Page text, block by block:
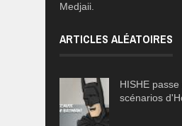
Medjaii.
ARTICLES ALÉATOIRES
HISHE
scénarios